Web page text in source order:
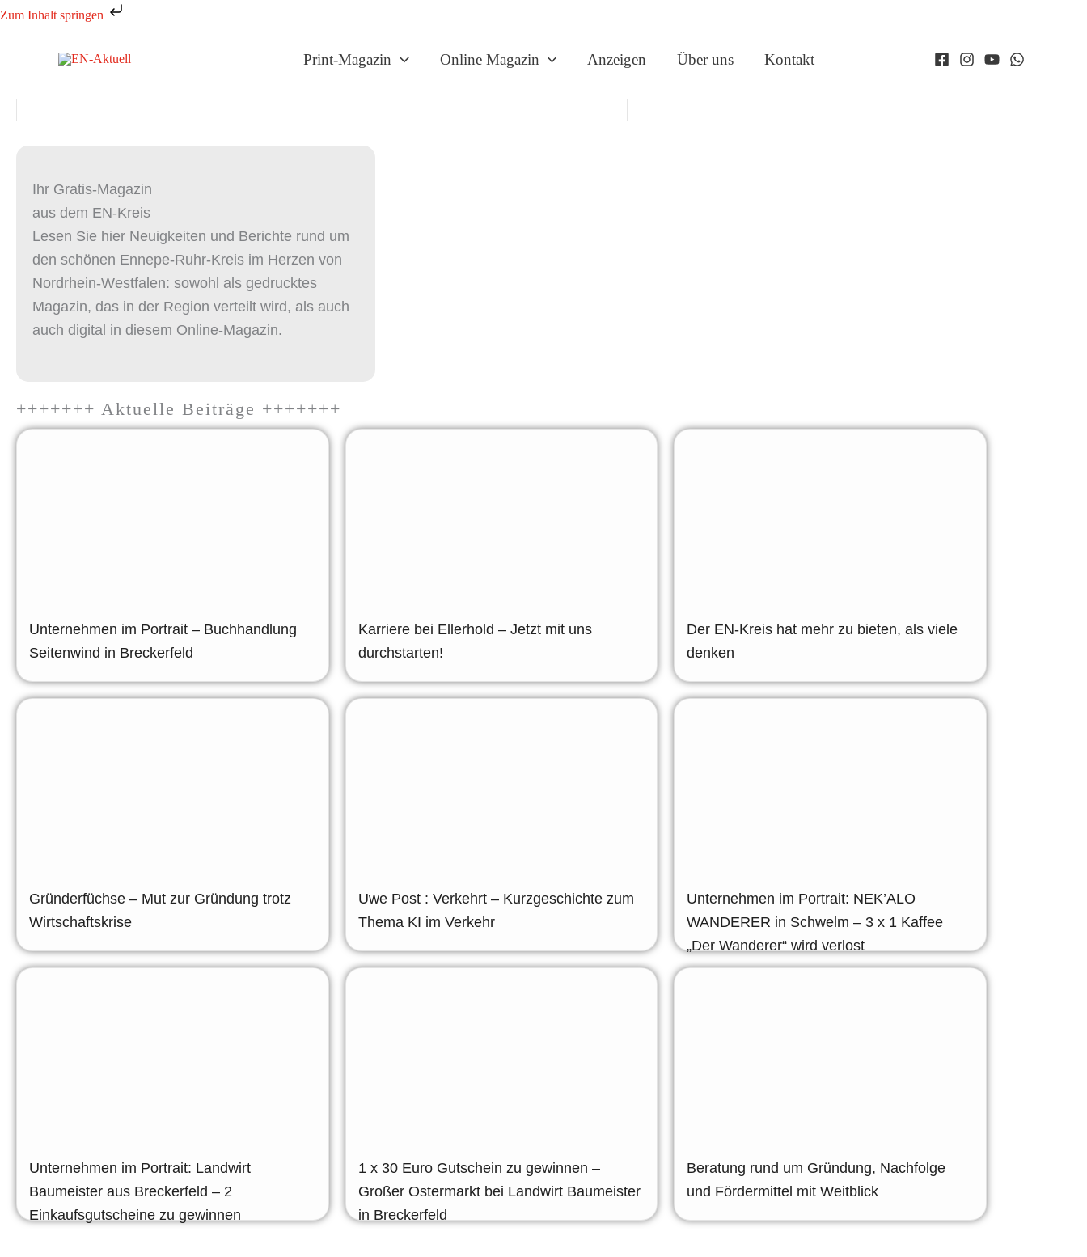
Zum Inhalt springen
Zum
Print-Magazin Online Magazin Anzeigen Über uns Kontakt
Ihr Gratis-Magazin
aus dem EN-Kreis
Lesen Sie hier Neuigkeiten und Berichte rund um
den schönen Ennepe-Ruhr-Kreis im Herzen von
Nordrhein-Westfalen: sowohl als gedrucktes
Magazin, das in der Region verteilt wird, als auch
auch digital in diesem Online-Magazin.
+++++++ Aktuelle Beiträge +++++++
Unternehmen im Portrait – Buchhandlung
Seitenwind in Breckerfeld
Karriere bei Ellerhold – Jetzt mit uns
durchstarten!
Der EN-Kreis hat mehr zu bieten, als viele
denken
Gründerfüchse – Mut zur Gründung trotz
Wirtschaftskrise
Uwe Post : Verkehrt – Kurzgeschichte zum
Thema KI im Verkehr
Unternehmen im Portrait: NEK’ALO
WANDERER in Schwelm – 3 x 1 Kaffee
„Der Wanderer“ wird verlost
Unternehmen im Portrait: Landwirt
Baumeister aus Breckerfeld – 2
Einkaufsgutscheine zu gewinnen
1 x 30 Euro Gutschein zu gewinnen –
Großer Ostermarkt bei Landwirt Baumeister
in Breckerfeld
Beratung rund um Gründung, Nachfolge
und Fördermittel mit Weitblick